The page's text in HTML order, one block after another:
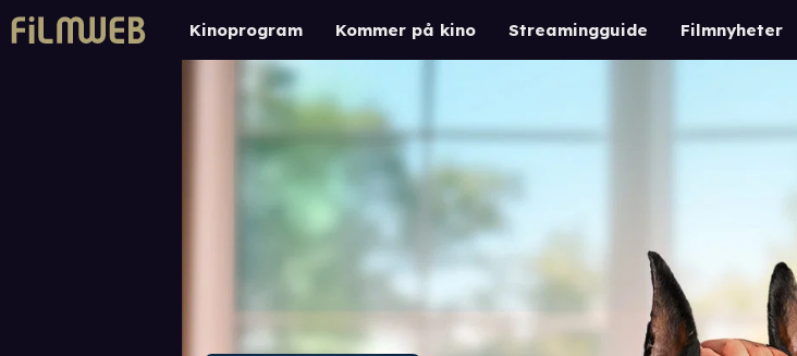
Kinoprogram Kommer på kino Streamingguide Filmnyheter